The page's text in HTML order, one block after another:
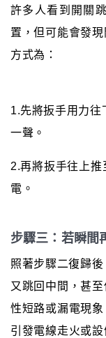
許多人看到開關
置，但可能會發
方式為：
1.先將扳手用力往
一聲。
2.再將扳手往上
電。
步驟三：若瞬間
照著步驟二復歸
又跳回中間，甚
性短路或漏電現
引發電線走火或